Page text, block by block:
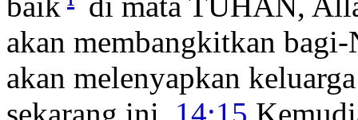
akan membangkitkan bagi-
akan melenyapkan